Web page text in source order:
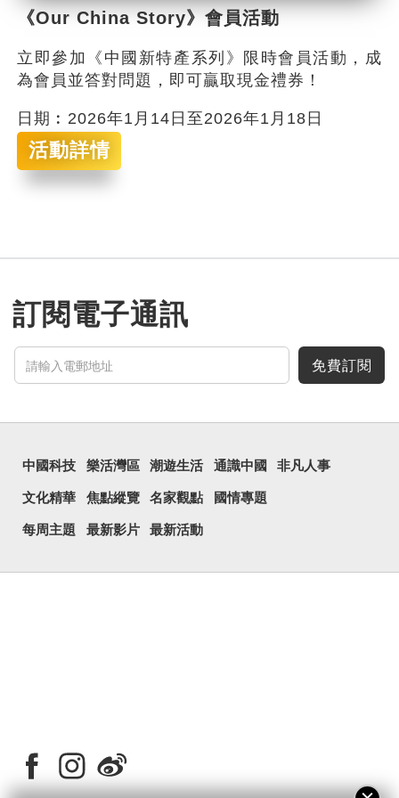
《Our China Story》會員活動
立即參加《中國新特產系列》限時會員活動，成
為會員並答對問題，即可贏取現金禮券！
日期︰2026年1月14日至2026年1月18日
活動詳情
訂閱電子通訊
免費訂閱
中國科技 樂活灣區 潮遊生活 通識中國 非凡人事
文化精華 焦點縱覽 名家觀點 國情專題
每周主題 最新影片 最新活動